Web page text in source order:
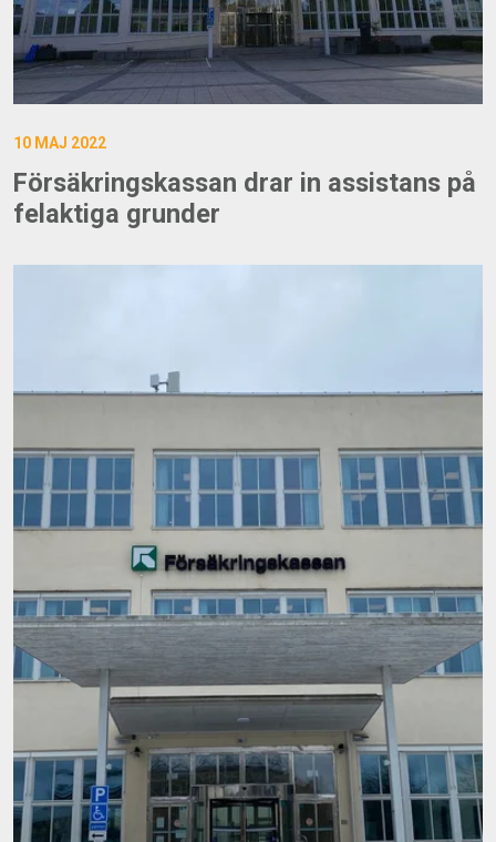
10 MAJ 2022
Försäkringskassan drar in assistans på
felaktiga grunder